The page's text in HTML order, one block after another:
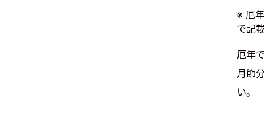
※ 厄
で記
厄年
月節
い。